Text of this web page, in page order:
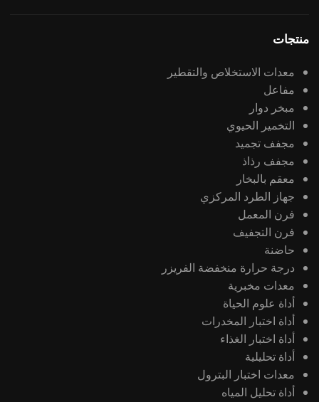
منتجات
معدات الاستخلاص والتقطير
مفاعل
مبخر دوار
التخمير الحيوي
مجفف تجميد
مجفف رذاذ
معقم بالبخار
جهاز الطرد المركزي
فرن المعمل
فرن التجفيف
حاضنة
درجة حرارة منخفضة الفريزر
معدات مخبرية
أداة علوم الحياة
أداة اختبار المخدرات
أداة اختبار الغذاء
أداة تحليلية
معدات اختبار البترول
أداة تحليل المياه